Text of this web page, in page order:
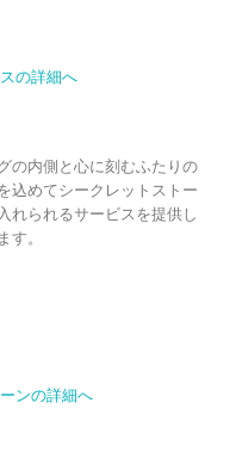
の詳細へ
の内側と心に刻むふたりの
込めてシークレットストー
れられるサービスを提供し
す。
ンの詳細へ